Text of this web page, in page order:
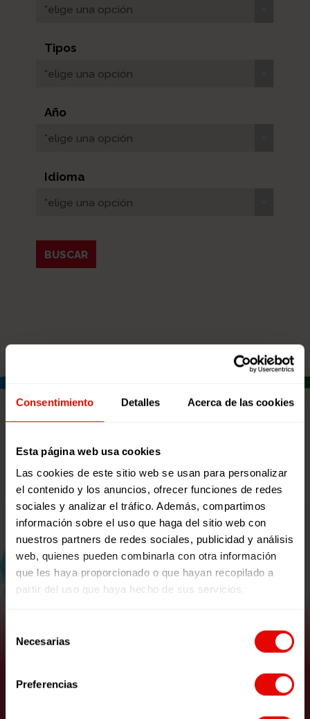
Consentimiento Detalles Acerca de las cookies
Esta página web usa cookies
Las cookies de este sitio web se usan para personalizar
el contenido y los anuncios, ofrecer funciones de redes
sociales y analizar el tráfico. Además, compartimos
información sobre el uso que haga del sitio web con
nuestros partners de redes sociales, publicidad y análisis
web, quienes pueden combinarla con otra información
que les haya proporcionado o que hayan recopilado a
partir del uso que haya hecho de sus servicios.
Necesarias
Preferencias
*elige una opción
Tipos
*elige una opción
Año
*elige una opción
Idioma
*elige una opción
RECURSOS DESTACADOS
Un Mundo de Cuento